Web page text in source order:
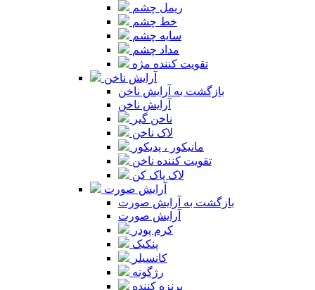
ریمل چشم
خط چشم
سایه چشم
مداد چشم
تقویت کننده مژه
آرایش ناخن
بازگشت به آرایش ناخن
آرایش ناخن
ناخن گیر
لاک ناخن
مانیکور ، پدیکور
تقویت کننده ناخن
لاک پاک کن
آرایش صورت
بازگشت به آرایش صورت
آرایش صورت
کرم پودر
پنکیک
کانسیلر
رژگونه
برنزه کننده